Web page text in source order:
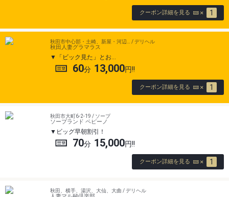
クーポン詳細を見る 1
秋田市中心部・土崎、新屋・河辺… / デリヘル
秋田人妻グラマラス
「ビック見た」とお…
60 13,000
クーポン詳細を見る 1
秋田市大町6-2-19 / ソープ
ソープランド ペピーノ
ビッグ早朝割引！
70 15,000
クーポン詳細を見る 1
秋田、横手、湯沢、大仙、大曲 / デリヘル